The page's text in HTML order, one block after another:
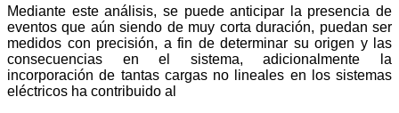
Mediante este análisis, se puede anticipar la presencia de
eventos que aún siendo de muy corta duración, puedan ser
medidos con precisión, a fin de determinar su origen y las
consecuencias en el sistema, adicionalmente la
incorporación de tantas cargas no lineales en los sistemas
eléctricos ha contribuido al